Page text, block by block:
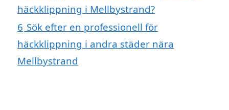
häckklippning i Mellbystrand?
6 Sök efter en professionell för
häckklippning i andra städer nära
Mellbystrand